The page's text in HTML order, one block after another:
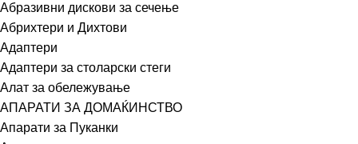
Абразивни дискови за сечење
Абрихтери и Дихтови
Адаптери
Адаптери за столарски стеги
Алат за обележување
АПАРАТИ ЗА ДОМАЌИНСТВО
Апарати за Пуканки